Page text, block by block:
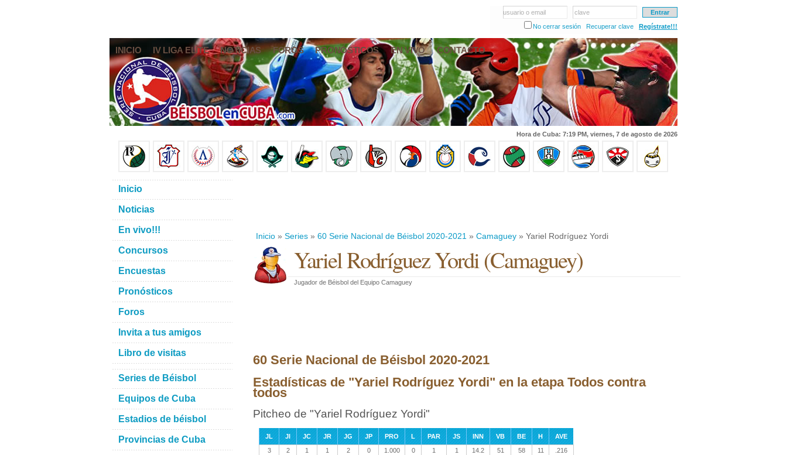
usuario o email
clave
No cerrar sesión
Recuperar clave Regístrate!!!
INICIO IV LIGA ELITE NOTICIAS FOROS PRONÓSTICOS EN VIVO CONTACTO
Hora de Cuba: 7:19 PM, viernes, 7 de agosto de 2026
Inicio » Series » 60 Serie Nacional de Béisbol 2020-2021 » Camaguey » Yariel Rodríguez Yordi
Yariel Rodríguez Yordi(Camaguey)
Jugador de Béisbol del Equipo Camaguey
60 Serie Nacional de Béisbol 2020-2021
Estadísticas de "Yariel Rodríguez Yordi" en la etapa Todos contra
todos
Pitcheo de "Yariel Rodríguez Yordi"
JL JI JC JR JG JP PRO L PAR JS INN VB BE H
AVE
3
2 1 1 2 0 1.000 0 1 1 14.2 51 58 11 .216
Inicio
Noticias
En vivo!!!
Concursos
Encuestas
Pronósticos
Foros
Invita a tus amigos
Libro de visitas
Series de Béisbol
Equipos de Cuba
Estadios de béisbol
Provincias de Cuba